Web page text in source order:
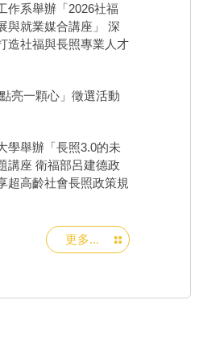
作系舉辦「2026社福
與就業媒合講座」 深
社福與長照專業人才
亮一顆心」徵選活動
學舉辦「長照3.0的未
講座 衛福部呂建德政
超高齡社會長照政策規
更多...